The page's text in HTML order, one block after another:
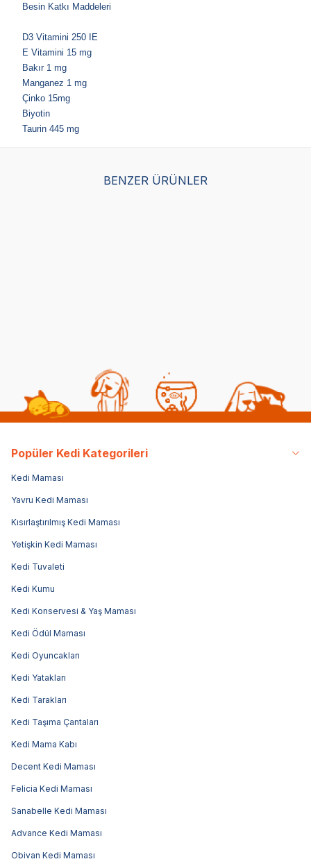
Besin Katkı Maddeleri
D3 Vitamini 250 IE
E Vitamini 15 mg
Bakır 1 mg
Manganez 1 mg
Çinko 15mg
Biyotin
Taurin 445 mg
BENZER ÜRÜNLER
Popüler Kedi Kategorileri
Kedi Maması
Yavru Kedi Maması
Kısırlaştırılmış Kedi Maması
Yetişkin Kedi Maması
Kedi Tuvaleti
Kedi Kumu
Kedi Konservesi & Yaş Maması
Kedi Ödül Maması
Kedi Oyuncakları
Kedi Yatakları
Kedi Tarakları
Kedi Taşıma Çantaları
Kedi Mama Kabı
Decent Kedi Maması
Felicia Kedi Maması
Sanabelle Kedi Maması
Advance Kedi Maması
Obivan Kedi Maması